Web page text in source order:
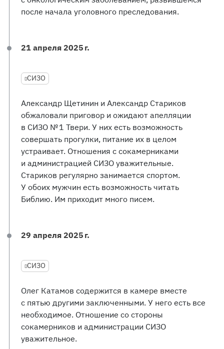
после начала уголовного преследования.
21 апреля 2025 г.
СИЗО
Александр Щетинин и Александр Стариков
обжаловали приговор и ожидают апелляции
в СИЗО № 1 Твери. У них есть возможность
совершать прогулки, питание их в целом
устраивает. Отношения с сокамерниками
и администрацией СИЗО уважительные.
Стариков регулярно занимается спортом.
У обоих мужчин есть возможность читать
Библию. Им приходит много писем.
29 апреля 2025 г.
СИЗО
Олег Катамов содержится в камере вместе
с пятью другими заключенными. У него есть все
необходимое. Отношение со стороны
сокамерников и администрации СИЗО
уважительное.